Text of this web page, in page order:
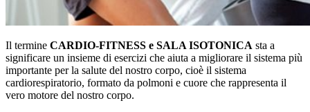
Il termine CARDIO-FITNESS e SALA ISOTONICA sta a
significare un insieme di esercizi che aiuta a migliorare il sistema più
importante per la salute del nostro corpo, cioè il sistema
cardiorespiratorio, formato da polmoni e cuore che rappresenta il
vero motore del nostro corpo.